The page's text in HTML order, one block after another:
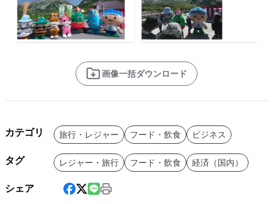
画像一括ダウンロード
カテゴリ 旅行・レジャー フード・飲食 ビジネス
タグ レジャー・旅行 フード・飲食 経済（国内）
シェア